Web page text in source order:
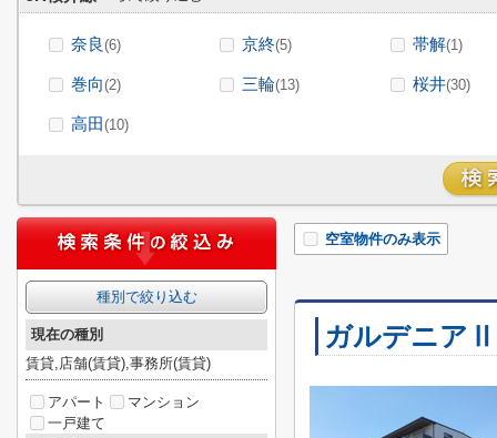
奈良(6) 京終(5) 帯解(1)
巻向(2) 三輪(13) 桜井(30)
高田(10)
空室物件のみ表示
ガルデニアⅡ
種別で絞り込む
現在の種別
賃貸,店舗(賃貸),事務所(賃貸)
アパート
マンション
一戸建て